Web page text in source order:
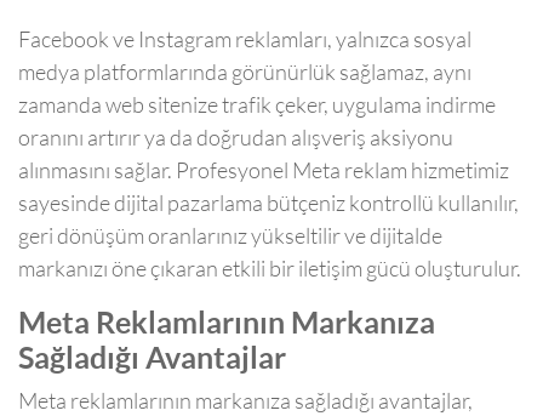
Facebook ve Instagram reklamları, yalnızca sosyal
medya platformlarında görünürlük sağlamaz, aynı
zamanda web sitenize trafik çeker, uygulama indirme
oranını artırır ya da doğrudan alışveriş aksiyonu
alınmasını sağlar. Profesyonel Meta reklam hizmetimiz
sayesinde dijital pazarlama bütçeniz kontrollü kullanılır,
geri dönüşüm oranlarınız yükseltilir ve dijitalde
markanızı öne çıkaran etkili bir iletişim gücü oluşturulur.
Meta Reklamlarının Markanıza
Sağladığı Avantajlar
Meta reklamlarının markanıza sağladığı avantajlar,